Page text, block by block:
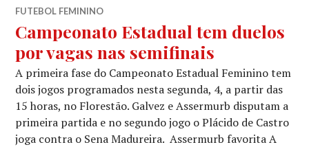
FUTEBOL FEMININO
Campeonato Estadual tem duelos
por vagas nas semifinais
A primeira fase do Campeonato Estadual Feminino tem
dois jogos programados nesta segunda, 4, a partir das
15 horas, no Florestão. Galvez e Assermurb disputam a
primeira partida e no segundo jogo o Plácido de Castro
joga contra o Sena Madureira. Assermurb favorita A